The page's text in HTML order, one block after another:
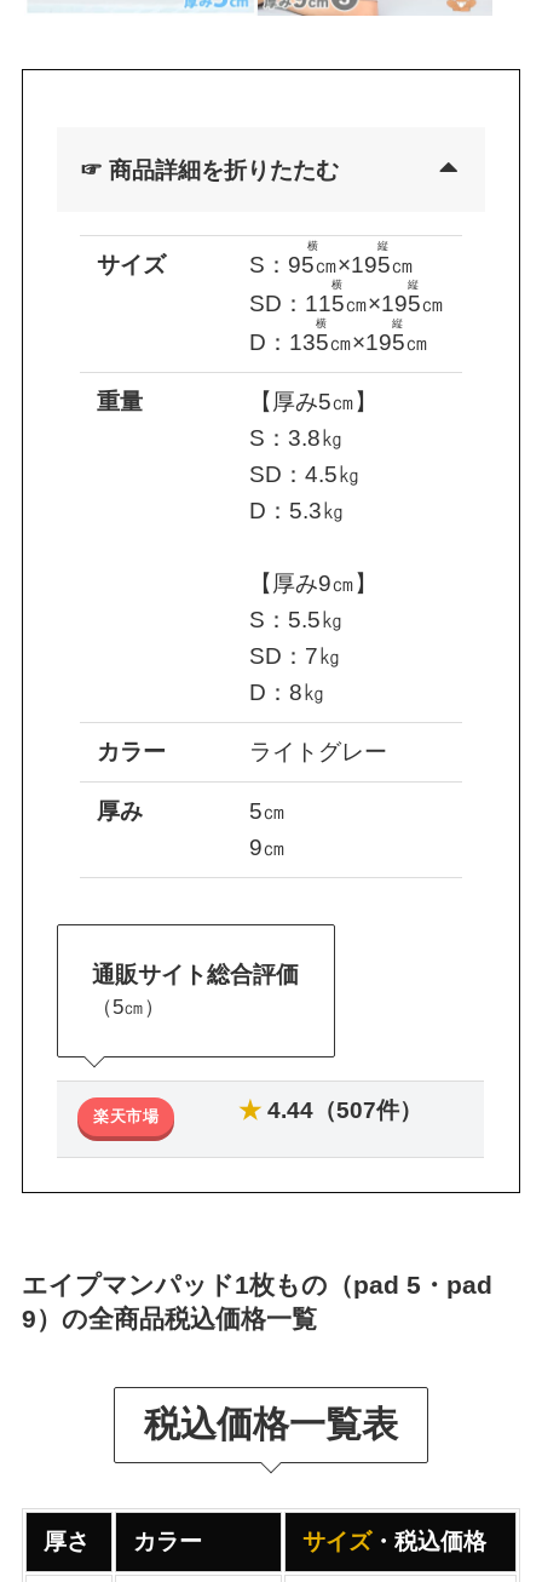
☞ 商品詳細を折りたたむ
サイズ S： 95㎝
横
×195㎝
縦
SD： 115㎝
横
×195㎝
縦
D： 135㎝
横
×195㎝
縦
重量
【厚み5㎝】
S：3.8㎏
SD：4.5㎏
D：5.3㎏
【厚み9㎝】
S：5.5㎏
SD：7㎏
D：8㎏
カラー ライトグレー
厚み
5㎝
9㎝
通販サイト総合評価
（5㎝）
楽天市場 ★ 4.44（507件）
エイプマンパッド1枚もの（pad 5・pad
9）の全商品税込価格一覧
税込価格一覧表
厚さ カラー サイズ・税込価格